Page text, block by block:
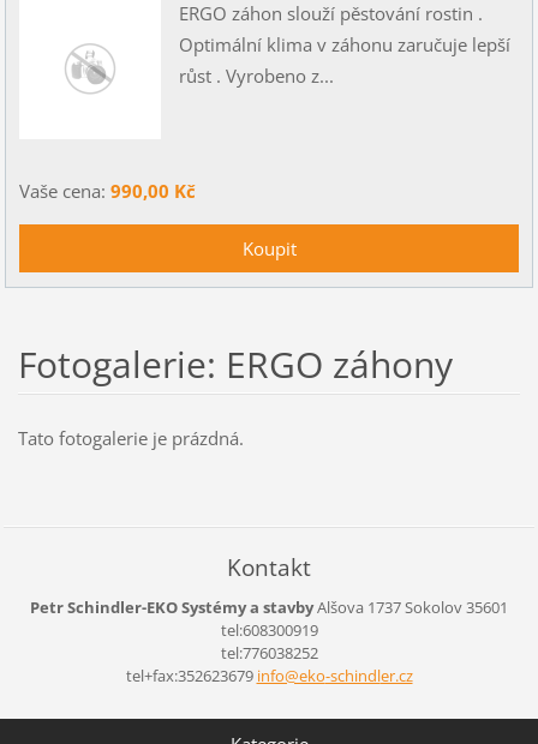
ERGO záhon slouží pěstování rostin .
Optimální klima v záhonu zaručuje lepší
růst . Vyrobeno z...
Vaše cena: 990,00 Kč
Fotogalerie: ERGO záhony
Tato fotogalerie je prázdná.
Kontakt
Petr Schindler-EKO Systémy a stavbyAlšova 1737Sokolov35601
tel:608300919
tel:776038252
tel+fax:352623679 info@eko-schindler.cz